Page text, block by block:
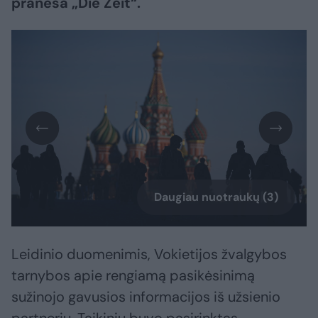
Daugiau nuotraukų (3)
Leidinio duomenimis, Vokietijos žvalgybos
tarnybos apie rengiamą pasikėsinimą
sužinojo gavusios informacijos iš užsienio